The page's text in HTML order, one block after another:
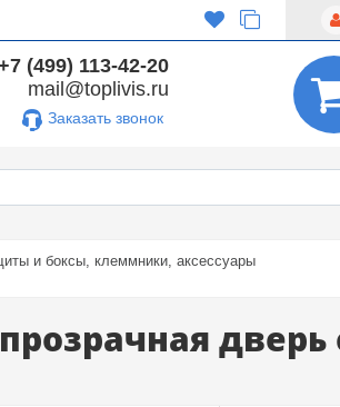
(499) 113-42-20
mail@toplivis.ru
Заказать звонок
и боксы, клеммники, аксессуары
дверь